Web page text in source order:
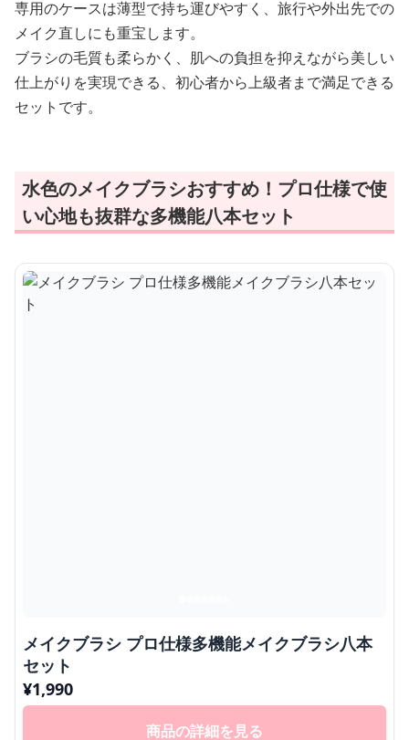
専用のケースは薄型で持ち運びやすく、旅行や外出先での
メイク直しにも重宝します。
ブラシの毛質も柔らかく、肌への負担を抑えながら美しい
仕上がりを実現できる、初心者から上級者まで満足できる
セットです。
水色のメイクブラシおすすめ！プロ仕様で使
い心地も抜群な多機能八本セット
メイクブラシ プロ仕様多機能メイクブラシ八本
セット
¥1,990
商品の詳細を見る